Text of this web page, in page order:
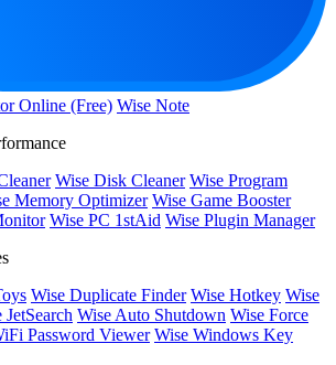
Online (Free) Wise Note
Wise Disk Cleaner Wise Program
Memory Optimizer Wise Game Booster
Wise PC 1stAid Wise Plugin Manager
Wise Duplicate Finder Wise Hotkey Wise
JetSearch Wise Auto Shutdown Wise Force
Password Viewer Wise Windows Key